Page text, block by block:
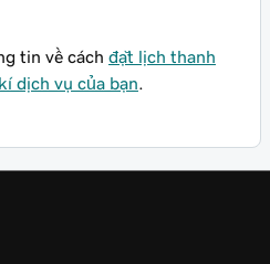
tin về cách đặt lịch thanh
dịch vụ của bạn